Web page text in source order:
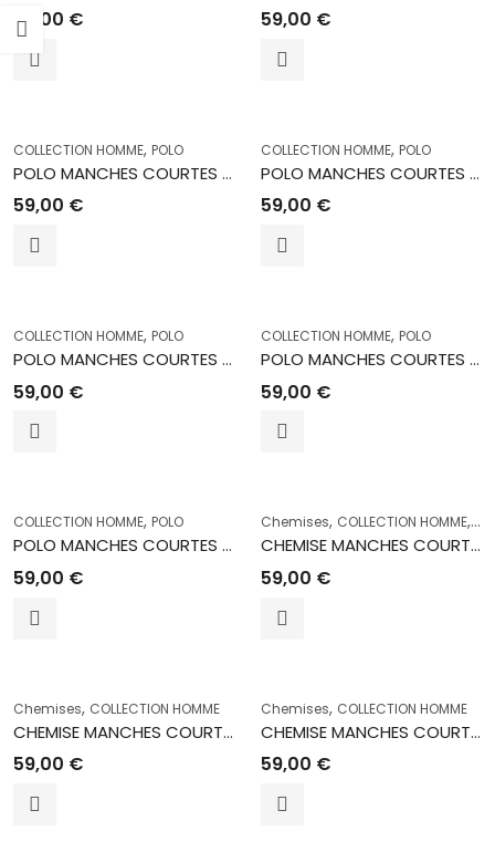
69,00 € 59,00 €
COLLECTION HOMME, POLO
POLO MANCHES COURTES 4770 VERT
59,00 €
COLLECTION HOMME, POLO
POLO MANCHES COURTES 4740 BLANC
59,00 €
COLLECTION HOMME, POLO
POLO MANCHES COURTES 4740 BRIQUE
59,00 €
COLLECTION HOMME, POLO
POLO MANCHES COURTES 4730 VERT EAU
59,00 €
COLLECTION HOMME, POLO
POLO MANCHES COURTES 4730 BLANC
59,00 €
Chemises, COLLECTION HOMME,
CHEMISE MANCHES COURTES IGUA OL 13900
59,00 €
Chemises, COLLECTION HOMME
CHEMISE MANCHES COURTES ABAJ OL 120
59,00 €
Chemises, COLLECTION HOMME
CHEMISE MANCHES COURTES ABAJ OL 130
59,00 €